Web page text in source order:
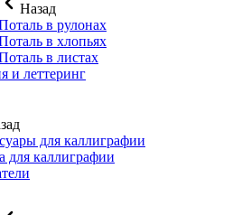
Назад
в рулонах
в хлопьях
в листах
и леттеринг
для каллиграфии
для каллиграфии